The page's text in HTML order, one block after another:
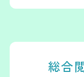
総合